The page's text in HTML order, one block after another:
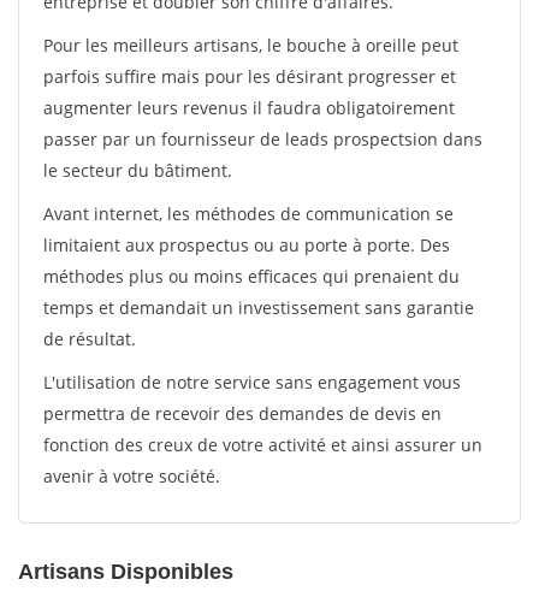
Pour les meilleurs artisans, le bouche à oreille peut
parfois suffire mais pour les désirant progresser et
augmenter leurs revenus il faudra obligatoirement
passer par un fournisseur de leads prospectsion dans
le secteur du bâtiment.
Avant internet, les méthodes de communication se
limitaient aux prospectus ou au porte à porte. Des
méthodes plus ou moins efficaces qui prenaient du
temps et demandait un investissement sans garantie
de résultat.
L'utilisation de notre service sans engagement vous
permettra de recevoir des demandes de devis en
fonction des creux de votre activité et ainsi assurer un
avenir à votre société.
Artisans Disponibles